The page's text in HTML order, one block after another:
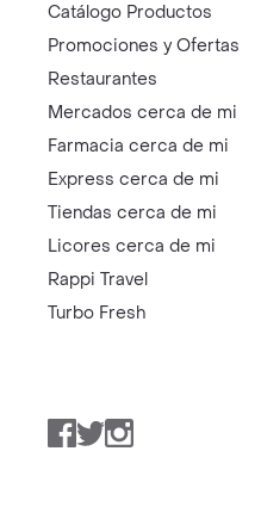
Catálogo Productos
Promociones y Ofertas
Restaurantes
Mercados cerca de mi
Farmacia cerca de mi
Express cerca de mi
Tiendas cerca de mi
Licores cerca de mi
Rappi Travel
Turbo Fresh
Facebook
TwitterInstagram